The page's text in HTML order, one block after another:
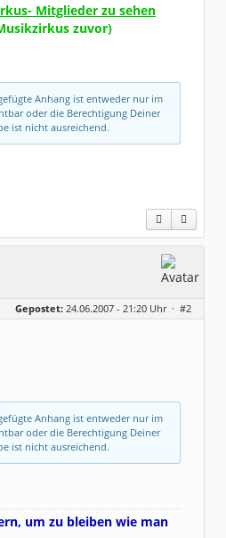
Mitglieder zu sehen
zuvor)
Anhang ist entweder nur im
oder die Berechtigung Deiner
ist nicht ausreichend.
Gepostet: 24.06.2007 - 21:20 Uhr · #2
Anhang ist entweder nur im
oder die Berechtigung Deiner
ist nicht ausreichend.
um zu bleiben wie man